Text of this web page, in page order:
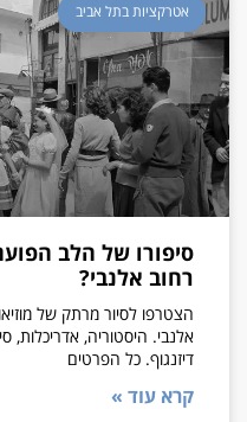
אטרקציות בתל אביב
סיפורו של הלב
רחוב אלנבי?
הצטרפו לסיור מרתק של
אלנבי. היסטוריה, אדריכלות,
דיזנגוף. כל הפרטים
קרא עוד »